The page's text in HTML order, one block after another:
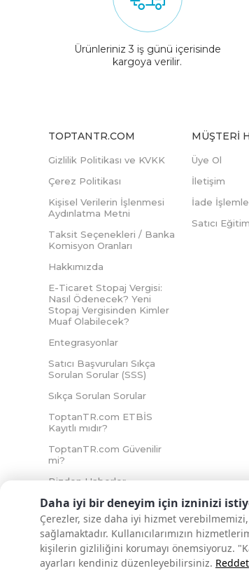
Daha iyi bir deneyim için izninizi
Çerezler, size daha iyi hizmet
sağlamaktadır. Kullanıcılarımızın
kişilerin gizliliğini korumayı önemsiyoruz.
ayarları kendiniz düzenleyebilirsiniz. Reddet
Ürünleriniz 3 iş günü içerisinde
kargoya verilir.
TOPTANTR.COM
Gizlilik Politikası ve KVKK
Çerez Politikası
Kişisel Verilerin İşlenmesi
Aydınlatma Metni
Taksit Seçenekleri / Banka
Komisyon Oranları
Hakkımızda
E-Ticaret Stopaj Vergisi:
Nasıl Ödenecek? Yeni
Stopaj Vergisinden Kimler
Muaf Olabilecek?
Entegrasyonlar
Satıcı Başvuruları Sıkça
Sorulan Sorular (SSS)
Sıkça Sorulan Sorular
ToptanTR.com ETBİS
Kayıtlı mıdır?
ToptanTR.com Güvenilir
mi?
Bizden Haberler
MÜŞTERI
Üye Ol
İletişim
İade
Satıcı
İNTERNETTE GÜVENLİ ALIŞVERİŞ